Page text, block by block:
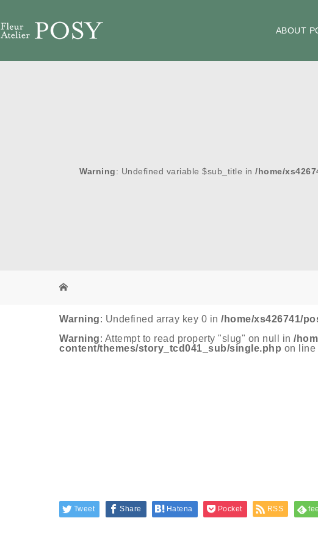
ABOUT
Warning: Undefined variable $sub_title in /home/
Warning: Undefined array key 0 in /home/xs426741/
Warning: Attempt to read property "slug" on null in /
content/themes/story_tcd041_sub/single.php on line
Tweet Share Hatena Pocket RSS